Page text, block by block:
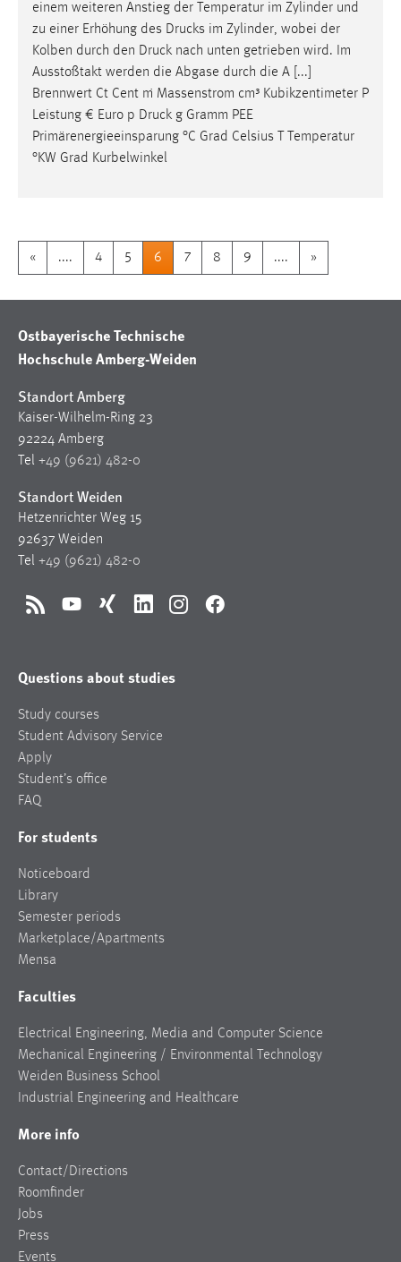
einem weiteren Anstieg der Temperatur im Zylinder und
zu einer Erhöhung des Drucks im Zylinder, wobei der
Kolben durch den Druck nach unten getrieben wird. Im
Ausstoßtakt werden die Abgase durch die A [...]
Brennwert Ct Cent ṁ Massenstrom cm³ Kubikzentimeter P
Leistung € Euro p Druck g Gramm PEE
Primärenergieeinsparung °C Grad Celsius T Temperatur
°KW Grad Kurbelwinkel
« .... 4 5 6 7 8 9 .... »
Ostbayerische Technische
Hochschule Amberg-Weiden
Standort Amberg
Kaiser-Wilhelm-Ring 23
92224 Amberg
Tel +49 (9621) 482-0
Standort Weiden
Hetzenrichter Weg 15
92637 Weiden
Tel +49 (9621) 482-0
RSS YouTubeXing LinkedInInstagramFacebook
Questions about studies
Study courses
Student Advisory Service
Apply
Student’s office
FAQ
For students
Noticeboard
Library
Semester periods
Marketplace/Apartments
Mensa
Faculties
Electrical Engineering, Media and Computer Science
Mechanical Engineering / Environmental Technology
Weiden Business School
Industrial Engineering and Healthcare
More info
Contact/Directions
Roomfinder
Jobs
Press
Events